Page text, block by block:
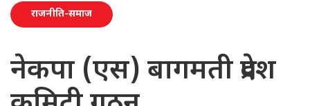
राजनीति-समाज
नेकपा (एस) बागमती प्रदेश